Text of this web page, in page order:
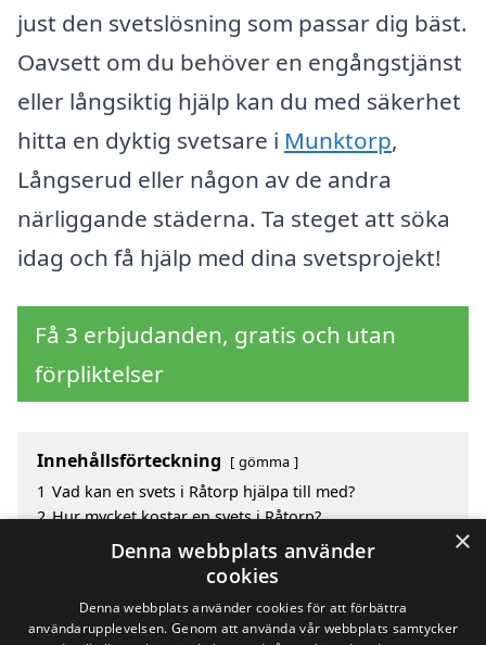
just den svetslösning som passar dig bäst.
Oavsett om du behöver en engångstjänst
eller långsiktig hjälp kan du med säkerhet
hitta en dyktig svetsare i Munktorp,
Långserud eller någon av de andra
närliggande städerna. Ta steget att söka
idag och få hjälp med dina svetsprojekt!
Få 3 erbjudanden, gratis och utan
förpliktelser
Innehållsförteckning gömma
1 Vad kan en svets i Råtorp hjälpa till med?
2 Hur mycket kostar en svets i Råtorp?
Fördelar med att välja svets i Råtorp
Sök efter en skicklig svets i de omgivande städerna
×
Denna webbplats använder
cookies
Denna webbplats använder cookies för att förbättra
användarupplevelsen. Genom att använda vår webbplats samtycker